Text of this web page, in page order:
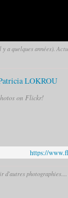
a quelques années).
LOKROU
on Flickr!
https://
d'autres photographies....